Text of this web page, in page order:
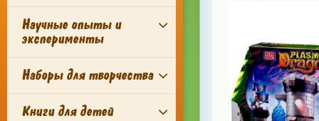
Научные опыты и
эксперименты
Наборы для творчества
Книги для детей